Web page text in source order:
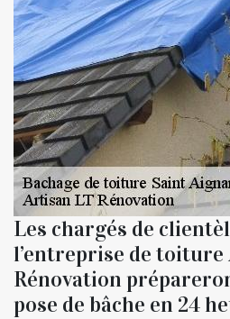
Les chargés de
l’entreprise de
Rénovation
pose de bâche en 24